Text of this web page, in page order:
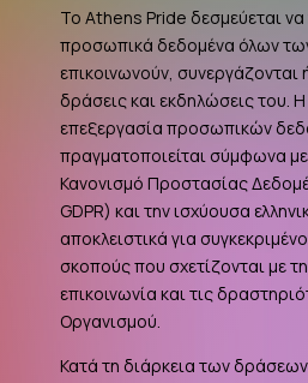
Το Athens Pride δεσμεύεται
προσωπικά δεδομένα όλων
επικοινωνούν, συνεργάζονται
δράσεις και εκδηλώσεις του.
επεξεργασία προσωπικών
πραγματοποιείται σύμφωνα με
Κανονισμό Προστασίας
GDPR) και την ισχύουσα
αποκλειστικά για
σκοπούς που σχετίζονται με
επικοινωνία και τις
Οργανισμού.
Κατά τη διάρκεια των